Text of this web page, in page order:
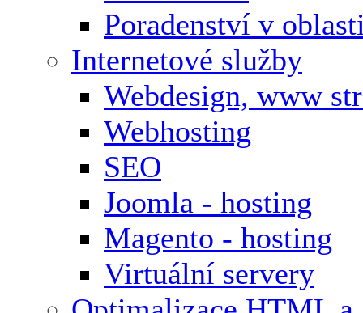
Poradenství v
Internetové služby
Webdesign, www
Webhosting
SEO
Joomla - hosting
Magento - hosting
Virtuální servery